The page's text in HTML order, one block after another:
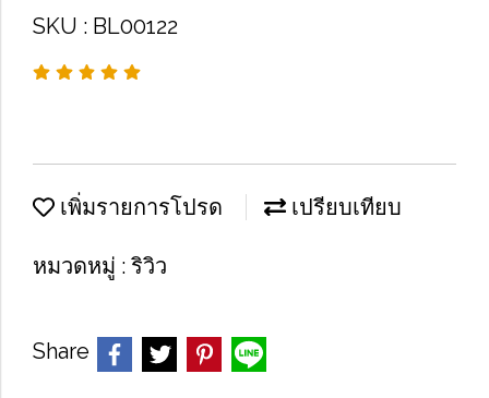
SKU : BL00122
เพิ่มรายการโปรด เปรียบเทียบ
หมวดหมู่ : ริวิว
Share